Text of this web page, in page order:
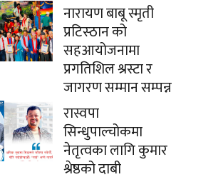
नारायण बाबू स्मृती
प्रटिस्ठान को
सहआयोजनामा
प्रगतिशिल श्रस्टा र
जागरण सम्मान सम्पन्न
रास्वपा
सिन्धुपाल्चोकमा
नेतृत्वका लागि कुमार
श्रेष्ठको दाबी